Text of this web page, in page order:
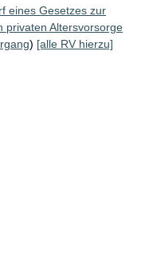
eines Gesetzes zur
privaten Altersvorsorge
) [alle RV hierzu]